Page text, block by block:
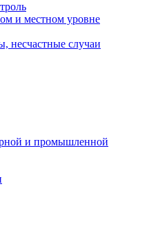
и местном уровне
несчастные случаи
и промышленной